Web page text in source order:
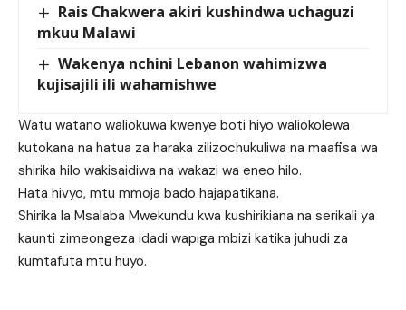
Rais Chakwera akiri kushindwa uchaguzi
mkuu Malawi
Wakenya nchini Lebanon wahimizwa
kujisajili ili wahamishwe
Watu watano waliokuwa kwenye boti hiyo waliokolewa
kutokana na hatua za haraka zilizochukuliwa na maafisa wa
shirika hilo wakisaidiwa na wakazi wa eneo hilo.
Hata hivyo, mtu mmoja bado hajapatikana.
Shirika la Msalaba Mwekundu kwa kushirikiana na serikali ya
kaunti zimeongeza idadi wapiga mbizi katika juhudi za
kumtafuta mtu huyo.